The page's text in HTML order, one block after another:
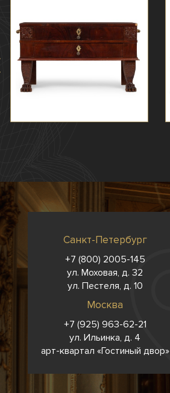
Санкт-Петербург
+7 (800) 2005-145
ул. Моховая, д. 32
ул. Пестеля, д. 10
Москва
+7 (925) 963-62-21
ул. Ильинка, д. 4
арт-квартал «Гостиный двор»